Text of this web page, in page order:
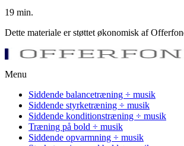
19 min.
Dette materiale er støttet økonomisk af
Menu
Siddende balancetræning ÷ musik
Siddende styrketræning ÷ musik
Siddende konditionstræning ÷ musik
Træning på bold ÷ musik
Siddende opvarmning ÷ musik